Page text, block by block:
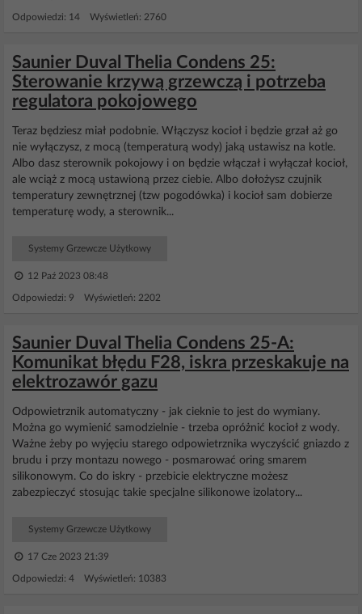
Odpowiedzi: 14 Wyświetleń: 2760
Saunier Duval Thelia Condens 25:
Sterowanie krzywą grzewczą i potrzeba
regulatora pokojowego
Teraz będziesz miał podobnie. Włączysz kocioł i będzie grzał aż go
nie wyłączysz, z mocą (temperaturą wody) jaką ustawisz na kotle.
Albo dasz sterownik pokojowy i on będzie włączał i wyłączał kocioł,
ale wciąż z mocą ustawioną przez ciebie. Albo dołożysz czujnik
temperatury zewnętrznej (tzw pogodówka) i kocioł sam dobierze
temperaturę wody, a sterownik...
Systemy Grzewcze Użytkowy
12 Paź 2023 08:48
Odpowiedzi: 9 Wyświetleń: 2202
Saunier Duval Thelia Condens 25-A:
Komunikat błędu F28, iskra przeskakuje na
elektrozawór gazu
Odpowietrznik automatyczny - jak cieknie to jest do wymiany.
Można go wymienić samodzielnie - trzeba opróżnić kocioł z wody.
Ważne żeby po wyjęciu starego odpowietrznika wyczyścić gniazdo z
brudu i przy montazu nowego - posmarować oring smarem
silikonowym. Co do iskry - przebicie elektryczne możesz
zabezpieczyć stosując takie specjalne silikonowe izolatory...
Systemy Grzewcze Użytkowy
17 Cze 2023 21:39
Odpowiedzi: 4 Wyświetleń: 10383